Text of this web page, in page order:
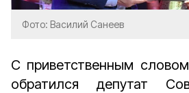
Фото: Василий Санеев
С приветственным
обратился депутат